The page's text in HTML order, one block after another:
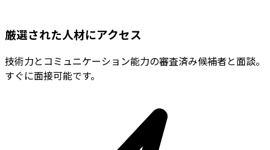
厳選された人材にアクセス
技術力とコミュニケーション能力の審査済み候補者と面談。
すぐに面接可能です。